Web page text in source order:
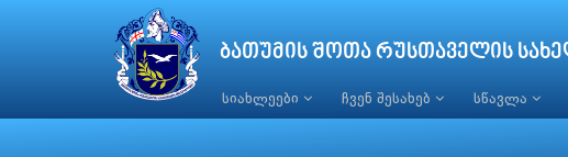
ბათუმის შოთა რუსთაველის
სიახლეები ჩვენ შესახებ სწავლა